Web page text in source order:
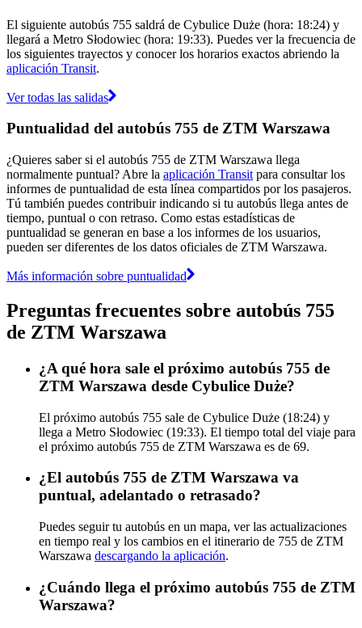
El siguiente autobús 755 saldrá de Cybulice Duże (hora: 18:24) y
llegará a Metro Słodowiec (hora: 19:33). Puedes ver la frecuencia de
los siguientes trayectos y conocer los horarios exactos abriendo la
aplicación Transit.
Ver todas las salidas
Puntualidad del autobús 755 de ZTM Warszawa
¿Quieres saber si el autobús 755 de ZTM Warszawa llega
normalmente puntual? Abre la aplicación Transit para consultar los
informes de puntualidad de esta línea compartidos por los pasajeros.
Tú también puedes contribuir indicando si tu autobús llega antes de
tiempo, puntual o con retraso. Como estas estadísticas de
puntualidad se generan en base a los informes de los usuarios,
pueden ser diferentes de los datos oficiales de ZTM Warszawa.
Más información sobre puntualidad
Preguntas frecuentes sobre autobús 755
de ZTM Warszawa
¿A qué hora sale el próximo autobús 755 de
ZTM Warszawa desde Cybulice Duże?
El próximo autobús 755 sale de Cybulice Duże (18:24) y
llega a Metro Słodowiec (19:33). El tiempo total del viaje para
el próximo autobús 755 de ZTM Warszawa es de 69.
¿El autobús 755 de ZTM Warszawa va
puntual, adelantado o retrasado?
Puedes seguir tu autobús en un mapa, ver las actualizaciones
en tiempo real y los cambios en el itinerario de 755 de ZTM
Warszawa descargando la aplicación.
¿Cuándo llega el próximo autobús 755 de ZTM
Warszawa?